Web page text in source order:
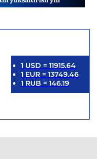
1 USD = 11915.64
1 EUR= 13749.46
1 RUB = 146.19